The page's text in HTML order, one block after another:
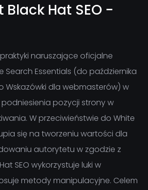
Black Hat SEO -
praktyki naruszające oficjalne
Search Essentials (do października
Wskazówki dla webmasterów) w
pozycji strony w
W przeciwieństwie do White
się na tworzeniu wartości dla
autorytetu w zgodzie z
SEO wykorzystuje luki w
metody manipulacyjne. Celem